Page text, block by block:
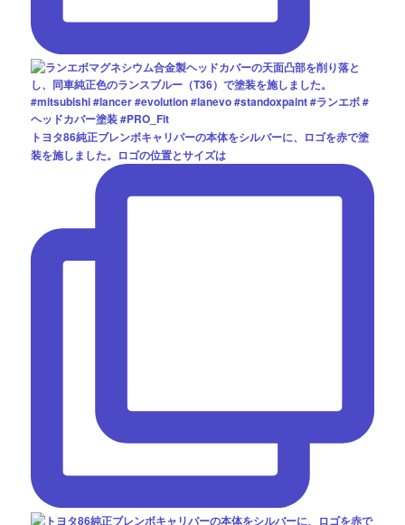
トヨタ86純正ブレンボキャリパーの本体をシルバーに、ロゴを赤で塗
装を施しました。ロゴの位置とサイズは